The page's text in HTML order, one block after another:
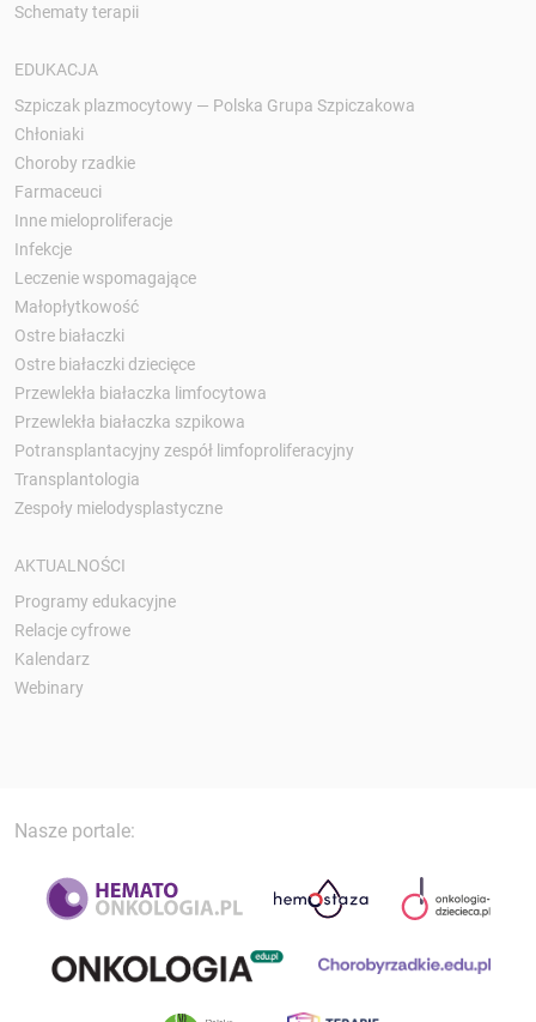
Schematy terapii
EDUKACJA
Szpiczak plazmocytowy — Polska Grupa Szpiczakowa
Chłoniaki
Choroby rzadkie
Farmaceuci
Inne mieloproliferacje
Infekcje
Leczenie wspomagające
Małopłytkowość
Ostre białaczki
Ostre białaczki dziecięce
Przewlekła białaczka limfocytowa
Przewlekła białaczka szpikowa
Potransplantacyjny zespół limfoproliferacyjny
Transplantologia
Zespoły mielodysplastyczne
AKTUALNOŚCI
Programy edukacyjne
Relacje cyfrowe
Kalendarz
Webinary
Nasze portale: